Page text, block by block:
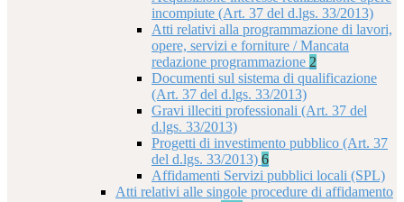
incompiute (Art. 37 del d.lgs. 33/2013)
Atti relativi alla programmazione di lavori,
opere, servizi e forniture / Mancata
redazione programmazione 2
Documenti sul sistema di qualificazione
(Art. 37 del d.lgs. 33/2013)
Gravi illeciti professionali (Art. 37 del
d.lgs. 33/2013)
Progetti di investimento pubblico (Art. 37
del d.lgs. 33/2013) 6
Affidamenti Servizi pubblici locali (SPL)
Atti relativi alle singole procedure di affidamento